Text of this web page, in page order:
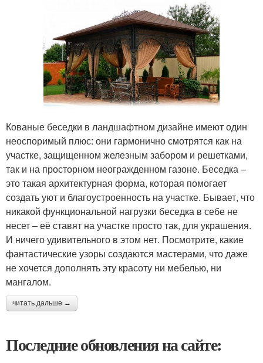
Кованые беседки в ландшафтном дизайне имеют один
неоспоримый плюс: они гармонично смотрятся как на
участке, защищенном железным забором и решетками,
так и на просторном неогражденном газоне. Беседка –
это такая архитектурная форма, которая помогает
создать уют и благоустроенность на участке. Бывает, что
никакой функциональной нагрузки беседка в себе не
несет – её ставят на участке просто так, для украшения.
И ничего удивительного в этом нет. Посмотрите, какие
фантастические узоры создаются мастерами, что даже
не хочется дополнять эту красоту ни мебелью, ни
мангалом.
читать дальше →
Последние обновления на сайте: